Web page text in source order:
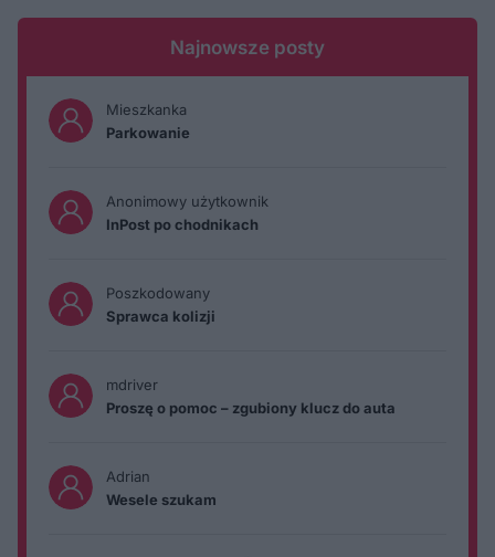
Najnowsze posty
Mieszkanka
Parkowanie
Anonimowy użytkownik
InPost po chodnikach
Poszkodowany
Sprawca kolizji
mdriver
Proszę o pomoc – zgubiony klucz do auta
Adrian
Wesele szukam